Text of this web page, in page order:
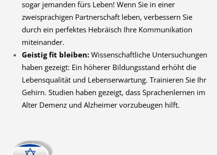
sogar jemanden fürs Leben! Wenn Sie in einer
zweisprachigen Partnerschaft leben, verbessern Sie
durch ein perfektes Hebräisch Ihre Kommunikation
miteinander.
Geistig fit bleiben:Wissenschaftliche Untersuchungen
haben gezeigt: Ein höherer Bildungsstand erhöht die
Lebensqualität und Lebenserwartung. Trainieren Sie Ihr
Gehirn. Studien haben gezeigt, dass Sprachenlernen im
Alter Demenz und Alzheimer vorzubeugen hilft.